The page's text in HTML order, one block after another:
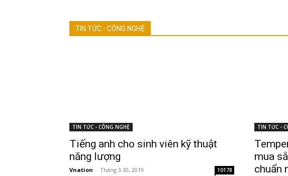
TIN TỨC - CÔNG NGHỆ
TIN TỨC - CÔNG NGHỆ
Tiếng anh cho sinh viên kỹ thuật
năng lượng
Vnation - Tháng 3 30, 2019 10178
TIN TỨC -
mua
chuẩn